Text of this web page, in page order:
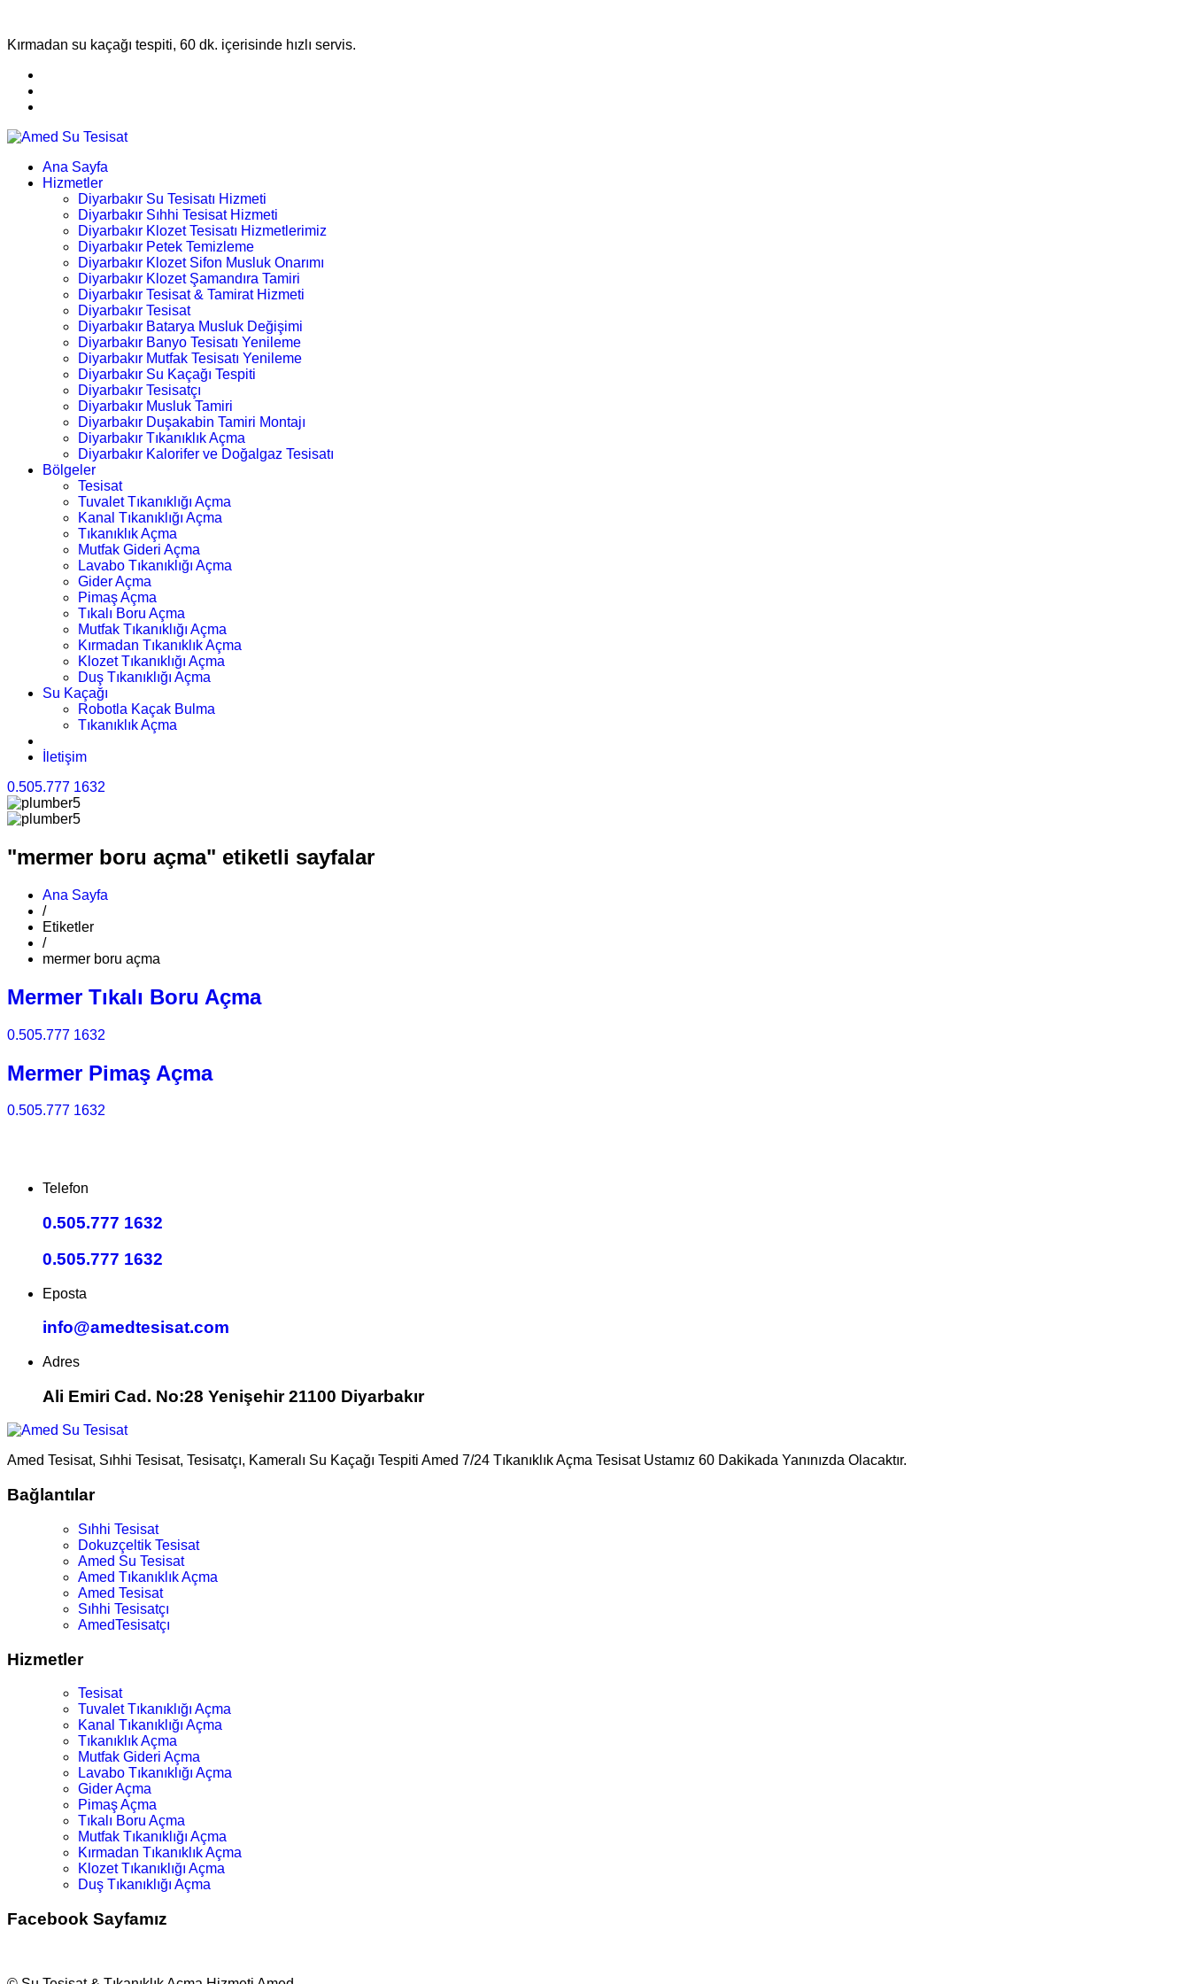
Kırmadan su kaçağı tespiti, 60 dk. içerisinde hızlı servis.
Ana Sayfa
Hizmetler
Diyarbakır Su Tesisatı Hizmeti
Diyarbakır Sıhhi Tesisat Hizmeti
Diyarbakır Klozet Tesisatı Hizmetlerimiz
Diyarbakır Petek Temizleme
Diyarbakır Klozet Sifon Musluk Onarımı
Diyarbakır Klozet Şamandıra Tamiri
Diyarbakır Tesisat & Tamirat Hizmeti
Diyarbakır Tesisat
Diyarbakır Batarya Musluk Değişimi
Diyarbakır Banyo Tesisatı Yenileme
Diyarbakır Mutfak Tesisatı Yenileme
Diyarbakır Su Kaçağı Tespiti
Diyarbakır Tesisatçı
Diyarbakır Musluk Tamiri
Diyarbakır Duşakabin Tamiri Montajı
Diyarbakır Tıkanıklık Açma
Diyarbakır Kalorifer ve Doğalgaz Tesisatı
Bölgeler
Tesisat
Tuvalet Tıkanıklığı Açma
Kanal Tıkanıklığı Açma
Tıkanıklık Açma
Mutfak Gideri Açma
Lavabo Tıkanıklığı Açma
Gider Açma
Pimaş Açma
Tıkalı Boru Açma
Mutfak Tıkanıklığı Açma
Kırmadan Tıkanıklık Açma
Klozet Tıkanıklığı Açma
Duş Tıkanıklığı Açma
Su Kaçağı
Robotla Kaçak Bulma
Tıkanıklık Açma
İletişim
0.505.777 1632
"mermer boru açma" etiketli sayfalar
Ana Sayfa
/
Etiketler
/
mermer boru açma
Mermer Tıkalı Boru Açma
0.505.777 1632
Mermer Pimaş Açma
0.505.777 1632
Telefon
0.505.777 1632
0.505.777 1632
Eposta
info@amedtesisat.com
Adres
Ali Emiri Cad. No:28 Yenişehir 21100 Diyarbakır
Amed Tesisat, Sıhhi Tesisat, Tesisatçı, Kameralı Su Kaçağı Tespiti Amed 7/24 Tıkanıklık Açma Tesisat Ustamız 60 Dakikada Yanınızda Olacaktır.
Bağlantılar
Sıhhi Tesisat
Dokuzçeltik Tesisat
Amed Su Tesisat
Amed Tıkanıklık Açma
Amed Tesisat
Sıhhi Tesisatçı
AmedTesisatçı
Hizmetler
Tesisat
Tuvalet Tıkanıklığı Açma
Kanal Tıkanıklığı Açma
Tıkanıklık Açma
Mutfak Gideri Açma
Lavabo Tıkanıklığı Açma
Gider Açma
Pimaş Açma
Tıkalı Boru Açma
Mutfak Tıkanıklığı Açma
Kırmadan Tıkanıklık Açma
Klozet Tıkanıklığı Açma
Duş Tıkanıklığı Açma
Facebook Sayfamız